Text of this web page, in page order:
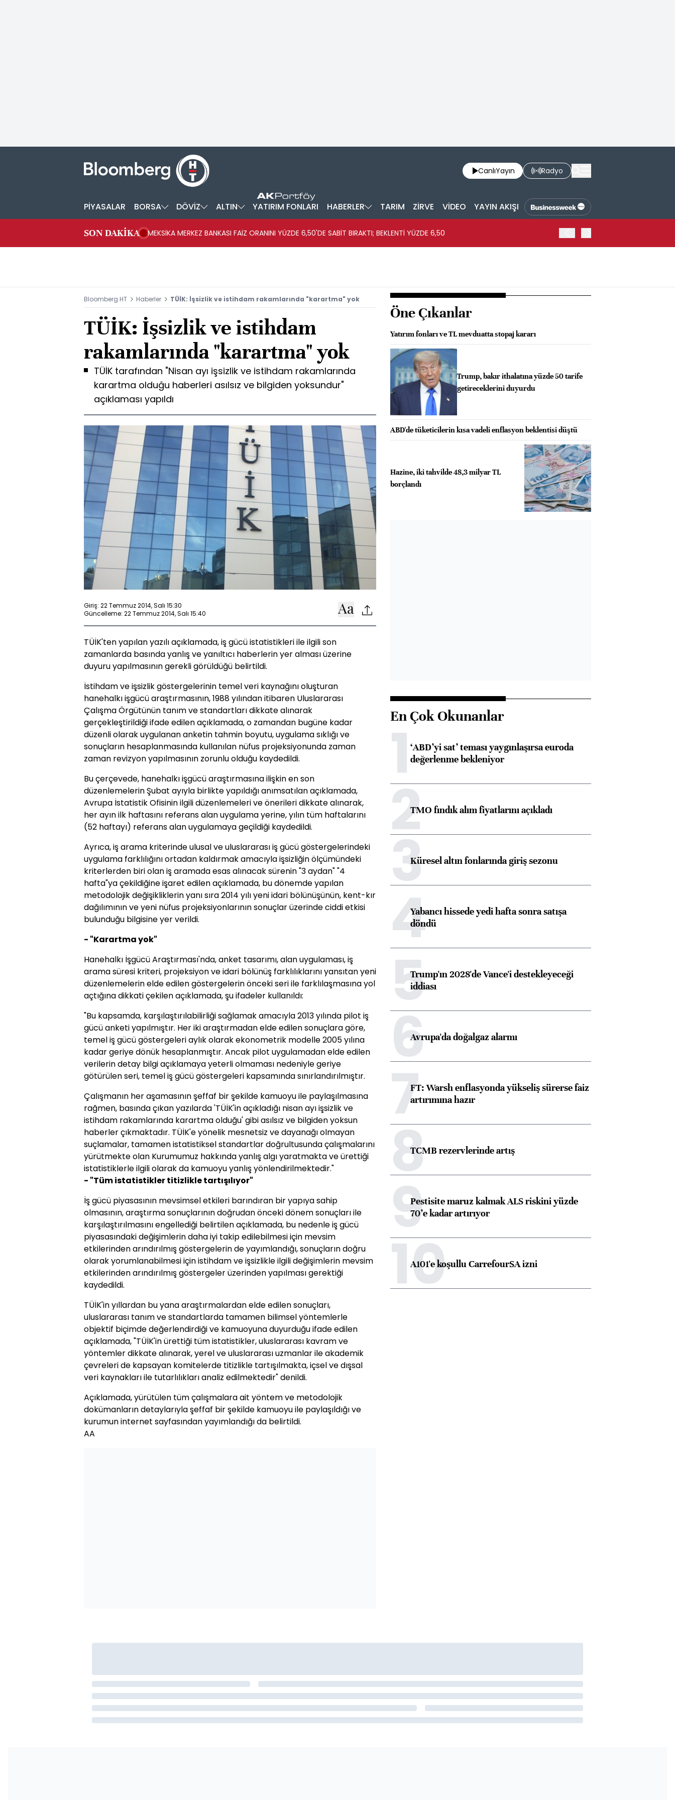
CanlıYayın Radyo
PİYASALAR BORSA DÖVİZ ALTIN YATIRIM FONLARI HABERLER TARIM ZİRVE VİDEO YAYIN AKIŞI
SON DAKİKA MEKSİKA MERKEZ BANKASI FAİZ ORANINI YÜZDE 6,50'DE SABİT BIRAKTI; BEKLENTİ YÜZDE 6,50
Bloomberg HT Haberler TÜİK: İşsizlik ve istihdam rakamlarında "karartma" yok
TÜİK: İşsizlik ve istihdam
rakamlarında "karartma" yok
TÜİK tarafından "Nisan ayı işsizlik ve istihdam rakamlarında
karartma olduğu haberleri asılsız ve bilgiden yoksundur"
açıklaması yapıldı
Giriş: 22 Temmuz 2014, Salı 15:30
Güncelleme: 22 Temmuz 2014, Salı 15:40
TÜİK'ten yapılan yazılı açıklamada, iş gücü istatistikleri ile ilgili son
zamanlarda basında yanlış ve yanıltıcı haberlerin yer alması üzerine
duyuru yapılmasının gerekli görüldüğü belirtildi.
İstihdam ve işsizlik göstergelerinin temel veri kaynağını oluşturan
hanehalkı işgücü araştırmasının, 1988 yılından itibaren Uluslararası
Çalışma Örgütünün tanım ve standartları dikkate alınarak
gerçekleştirildiği ifade edilen açıklamada, o zamandan bugüne kadar
düzenli olarak uygulanan anketin tahmin boyutu, uygulama sıklığı ve
sonuçların hesaplanmasında kullanılan nüfus projeksiyonunda zaman
zaman revizyon yapılmasının zorunlu olduğu kaydedildi.
Bu çerçevede, hanehalkı işgücü araştırmasına ilişkin en son
düzenlemelerin Şubat ayıyla birlikte yapıldığı anımsatılan açıklamada,
Avrupa İstatistik Ofisinin ilgili düzenlemeleri ve önerileri dikkate alınarak,
her ayın ilk haftasını referans alan uygulama yerine, yılın tüm haftalarını
(52 haftayı) referans alan uygulamaya geçildiği kaydedildi.
Ayrıca, iş arama kriterinde ulusal ve uluslararası iş gücü göstergelerindeki
uygulama farklılığını ortadan kaldırmak amacıyla işsizliğin ölçümündeki
kriterlerden biri olan iş aramada esas alınacak sürenin "3 aydan" "4
hafta"ya çekildiğine işaret edilen açıklamada, bu dönemde yapılan
metodolojik değişikliklerin yanı sıra 2014 yılı yeni idari bölünüşünün, kent-kır
dağılımının ve yeni nüfus projeksiyonlarının sonuçlar üzerinde ciddi etkisi
bulunduğu bilgisine yer verildi.
- "Karartma yok"
Hanehalkı İşgücü Araştırması'nda, anket tasarımı, alan uygulaması, iş
arama süresi kriteri, projeksiyon ve idari bölünüş farklılıklarını yansıtan yeni
düzenlemelerin elde edilen göstergelerin önceki seri ile farklılaşmasına yol
açtığına dikkati çekilen açıklamada, şu ifadeler kullanıldı:
"Bu kapsamda, karşılaştırılabilirliği sağlamak amacıyla 2013 yılında pilot iş
gücü anketi yapılmıştır. Her iki araştırmadan elde edilen sonuçlara göre,
temel iş gücü göstergeleri aylık olarak ekonometrik modelle 2005 yılına
kadar geriye dönük hesaplanmıştır. Ancak pilot uygulamadan elde edilen
verilerin detay bilgi açıklamaya yeterli olmaması nedeniyle geriye
götürülen seri, temel iş gücü göstergeleri kapsamında sınırlandırılmıştır.
Çalışmanın her aşamasının şeffaf bir şekilde kamuoyu ile paylaşılmasına
rağmen, basında çıkan yazılarda 'TÜİK'in açıkladığı nisan ayı işsizlik ve
istihdam rakamlarında karartma olduğu' gibi asılsız ve bilgiden yoksun
haberler çıkmaktadır. TÜİK'e yönelik mesnetsiz ve dayanağı olmayan
suçlamalar, tamamen istatistiksel standartlar doğrultusunda çalışmalarını
yürütmekte olan Kurumumuz hakkında yanlış algı yaratmakta ve ürettiği
istatistiklerle ilgili olarak da kamuoyu yanlış yönlendirilmektedir."
- "Tüm istatistikler titizlikle tartışılıyor"
İş gücü piyasasının mevsimsel etkileri barındıran bir yapıya sahip
olmasının, araştırma sonuçlarının doğrudan önceki dönem sonuçları ile
karşılaştırılmasını engellediği belirtilen açıklamada, bu nedenle iş gücü
piyasasındaki değişimlerin daha iyi takip edilebilmesi için mevsim
etkilerinden arındırılmış göstergelerin de yayımlandığı, sonuçların doğru
olarak yorumlanabilmesi için istihdam ve işsizlikle ilgili değişimlerin mevsim
etkilerinden arındırılmış göstergeler üzerinden yapılması gerektiği
kaydedildi.
TÜİK'in yıllardan bu yana araştırmalardan elde edilen sonuçları,
uluslararası tanım ve standartlarda tamamen bilimsel yöntemlerle
objektif biçimde değerlendirdiği ve kamuoyuna duyurduğu ifade edilen
açıklamada, "TÜİK'in ürettiği tüm istatistikler, uluslararası kavram ve
yöntemler dikkate alınarak, yerel ve uluslararası uzmanlar ile akademik
çevreleri de kapsayan komitelerde titizlikle tartışılmakta, içsel ve dışsal
veri kaynakları ile tutarlılıkları analiz edilmektedir" denildi.
Açıklamada, yürütülen tüm çalışmalara ait yöntem ve metodolojik
dokümanların detaylarıyla şeffaf bir şekilde kamuoyu ile paylaşıldığı ve
kurumun internet sayfasından yayımlandığı da belirtildi.
AA
Öne Çıkanlar
Yatırım fonları ve TL mevduatta stopaj kararı
Trump, bakır ithalatına yüzde 50 tarife
getireceklerini duyurdu
ABD'de tüketicilerin kısa vadeli enflasyon beklentisi düştü
Hazine, iki tahvilde 48,3 milyar TL
borçlandı
En Çok Okunanlar
1‘ABD’yi sat’ teması yaygınlaşırsa euroda
değerlenme bekleniyor
2TMO fındık alım fiyatlarını açıkladı
3Küresel altın fonlarında giriş sezonu
4Yabancı hissede yedi hafta sonra satışa
döndü
5Trump'ın 2028'de Vance'i destekleyeceği
iddiası
6Avrupa'da doğalgaz alarmı
7FT: Warsh enflasyonda yükseliş sürerse faiz
artırımına hazır
8TCMB rezervlerinde artış
9Pestisite maruz kalmak ALS riskini yüzde
70’e kadar artırıyor
10
A101'e koşullu CarrefourSA izni